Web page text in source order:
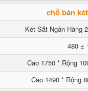
chỗ bán
Két Sắt Ngân Hàng
480 ±
Cao 1750 * Rộng
Cao 1490 * Rộng